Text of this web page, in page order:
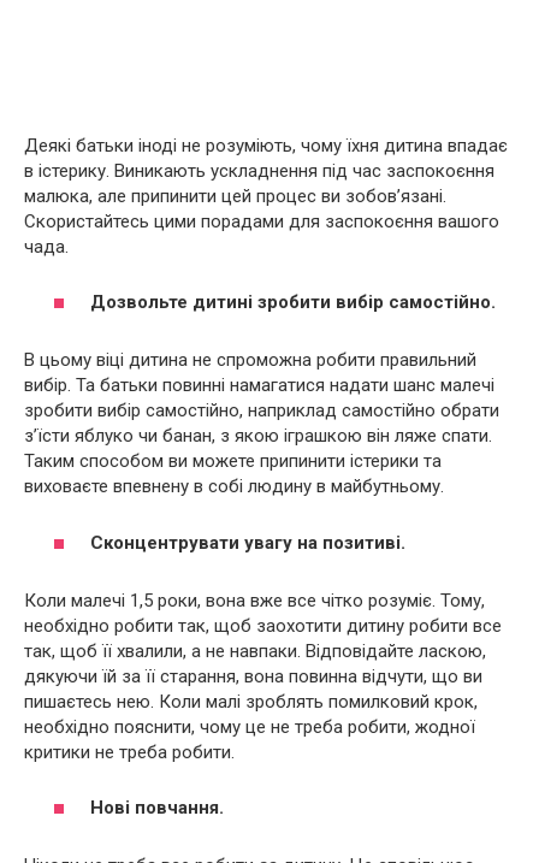
Деякі батьки іноді не розуміють, чому їхня дитина впадає
в істерику. Виникають ускладнення під час заспокоєння
малюка, але припинити цей процес ви зобов’язані.
Скористайтесь цими порадами для заспокоєння вашого
чада.
Дозвольте дитині зробити вибір самостійно.
В цьому віці дитина не спроможна робити правильний
вибір. Та батьки повинні намагатися надати шанс малечі
зробити вибір самостійно, наприклад самостійно обрати
з’їсти яблуко чи банан, з якою іграшкою він ляже спати.
Таким способом ви можете припинити істерики та
виховаєте впевнену в собі людину в майбутньому.
Сконцентрувати увагу на позитиві.
Коли малечі 1,5 роки, вона вже все чітко розуміє. Тому,
необхідно робити так, щоб заохотити дитину робити все
так, щоб її хвалили, а не навпаки. Відповідайте ласкою,
дякуючи їй за її старання, вона повинна відчути, що ви
пишаєтесь нею. Коли малі зроблять помилковий крок,
необхідно пояснити, чому це не треба робити, жодної
критики не треба робити.
Нові повчання.